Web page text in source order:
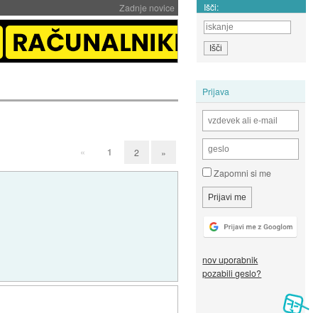
Zadnje novice Išči:
Prijava
Zapomni si me
nov uporabnik
pozabili geslo?
« 1 2 »